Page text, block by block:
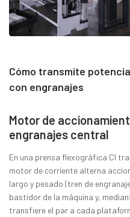
Cómo transmite
con engranajes
Motor de
engranajes central
En una prensa flexográfica CI
motor de corriente alterna
largo y pesado (tren de
bastidor de la máquina y,
transfiere el par a cada